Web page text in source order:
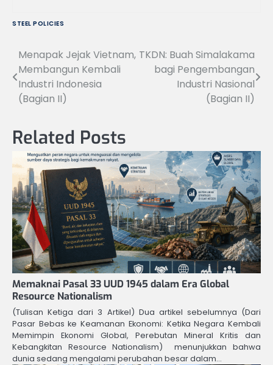
STEEL POLICIES
Navigasi
pos
Menapak Jejak Vietnam,
Membangun Kembali
Industri Indonesia
(Bagian II)
TKDN: Buah Simalakama
bagi Pengembangan
Industri Nasional
(Bagian II)
Related Posts
Memaknai Pasal 33 UUD 1945 dalam Era Global
Resource Nationalism
(Tulisan Ketiga dari 3 Artikel) Dua artikel sebelumnya (Dari
Pasar Bebas ke Keamanan Ekonomi: Ketika Negara Kembali
Memimpin Ekonomi Global, Perebutan Mineral Kritis dan
Kebangkitan Resource Nationalism) menunjukkan bahwa
dunia sedang mengalami perubahan besar dalam…